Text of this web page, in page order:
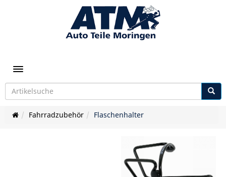
Toggle navigation
Fahrradzubehör Flaschenhalter